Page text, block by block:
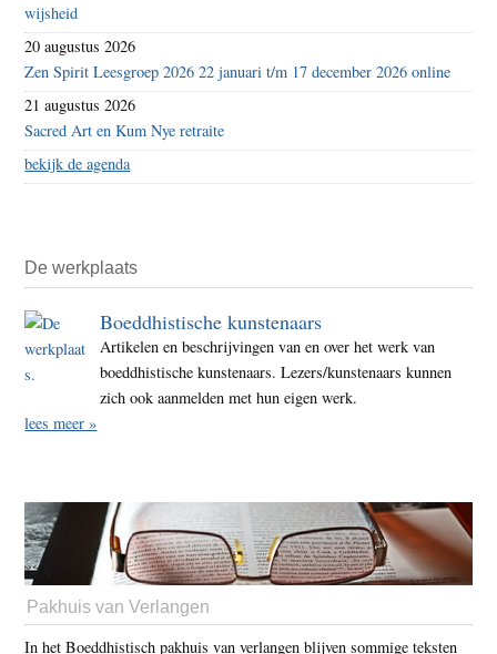
wijsheid
20 augustus 2026
Zen Spirit Leesgroep 2026 22 januari t/m 17 december 2026 online
21 augustus 2026
Sacred Art en Kum Nye retraite
bekijk de agenda
De werkplaats
Boeddhistische kunstenaars
Artikelen en beschrijvingen van en over het werk van
boeddhistische kunstenaars. Lezers/kunstenaars kunnen
zich ook aanmelden met hun eigen werk.
lees meer »
Pakhuis van Verlangen
In het Boeddhistisch pakhuis van verlangen blijven sommige teksten